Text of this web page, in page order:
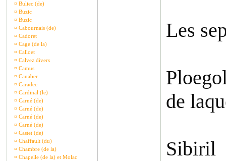
¤ Buliec (de)
¤ Buzic
¤ Buzic
¤ Cabournais (de)
¤ Cadoret
¤ Cage (de la)
¤ Calloet
¤ Calvez divers
¤ Camus
¤ Canaber
¤ Caradec
¤ Cardinal (le)
¤ Carné (de)
¤ Carné (de)
¤ Carné (de)
¤ Carné (de)
¤ Castet (de)
¤ Chaffault (du)
¤ Chambre (de la)
¤ Chapelle (de la) et Molac
Les
de
Sibiril